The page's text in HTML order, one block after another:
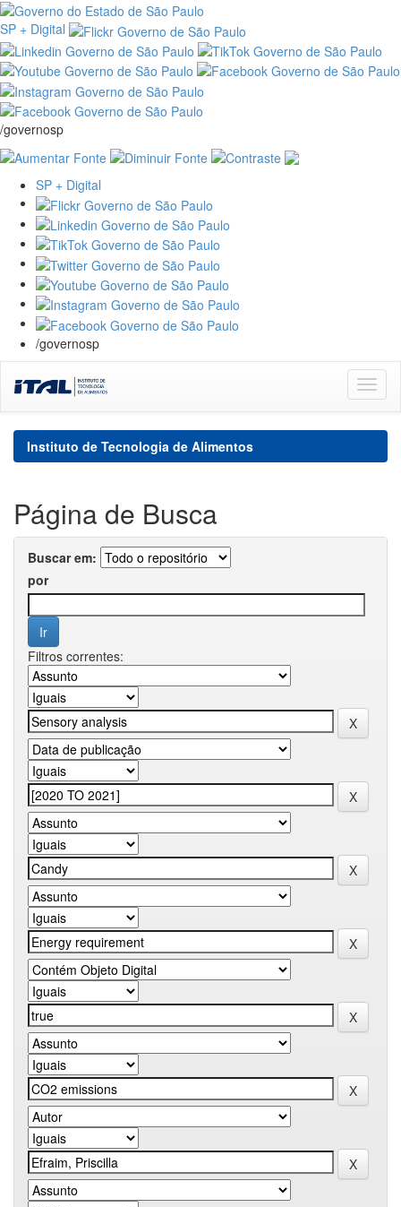
SP + Digital
/governosp
SP + Digital
/governosp
navigation
Instituto de Tecnologia de Alimentos
Página de Busca
Buscar em:
por
Filtros correntes: